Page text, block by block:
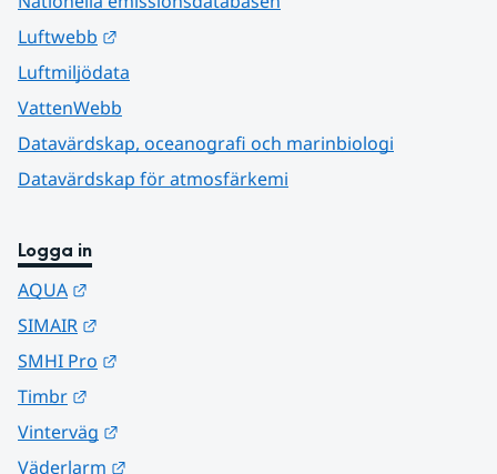
Luftwebb
Luftmiljödata
VattenWebb
Datavärdskap, oceanografi och marinbiologi
Datavärdskap för atmosfärkemi
Logga in
AQUA
SIMAIR
SMHI Pro
Timbr
Vinterväg
Väderlarm